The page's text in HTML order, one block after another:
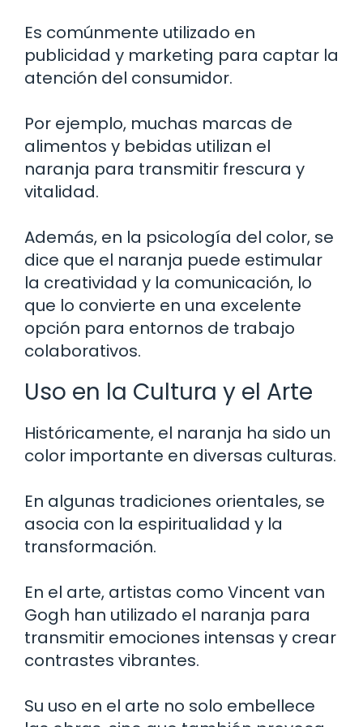
Es comúnmente utilizado en
publicidad y marketing para captar la
atención del consumidor.
Por ejemplo, muchas marcas de
alimentos y bebidas utilizan el
naranja para transmitir frescura y
vitalidad.
Además, en la psicología del color, se
dice que el naranja puede estimular
la creatividad y la comunicación, lo
que lo convierte en una excelente
opción para entornos de trabajo
colaborativos.
Uso en la Cultura y el Arte
Históricamente, el naranja ha sido un
color importante en diversas culturas.
En algunas tradiciones orientales, se
asocia con la espiritualidad y la
transformación.
En el arte, artistas como Vincent van
Gogh han utilizado el naranja para
transmitir emociones intensas y crear
contrastes vibrantes.
Su uso en el arte no solo embellece